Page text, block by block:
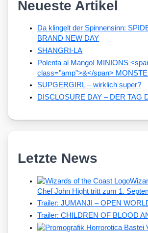
Neueste Artikel
Da klingelt der Spinnensinn:
BRAND NEW DAY
SHANGRI-LA
Polenta al Mango! MINIONS
class="amp">&</span>
SUPGERGIRL – wirklich super?
DISCLOSURE DAY – DER TAG
Letzte News
Chef John Hight tritt zum 1.
Trailer: JUMANJI – OPEN
Trailer: CHILDREN OF BLOOD